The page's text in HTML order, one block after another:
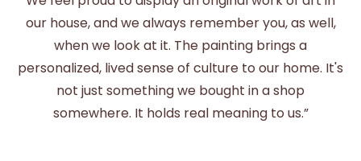
our house, and we always remember you, as well,
when we look at it. The painting brings a
personalized, lived sense of culture to our home. It's
not just something we bought in a shop
somewhere. It holds real meaning to us.”